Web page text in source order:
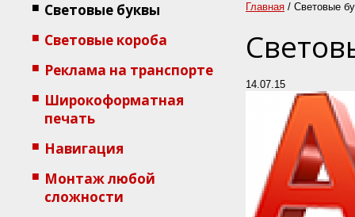
Световые буквы
Световые короба
Реклама на транспорте
Широкоформатная
печать
Навигация
Монтаж любой
сложности
Главная / Световые
14.07.15